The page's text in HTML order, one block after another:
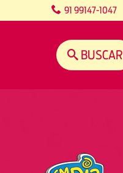
91 99147-1047
BUSCAR